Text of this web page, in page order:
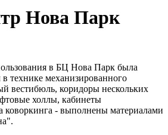
Нова Парк
в БЦ Нова Парк была
технике механизированного
вестибюль, коридоры нескольких
холлы, кабинеты
коворкинга - выполнены материалами